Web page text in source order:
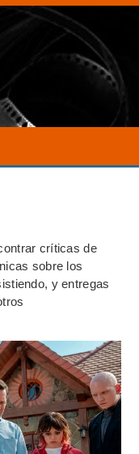
críticas de
sobre los
y entregas